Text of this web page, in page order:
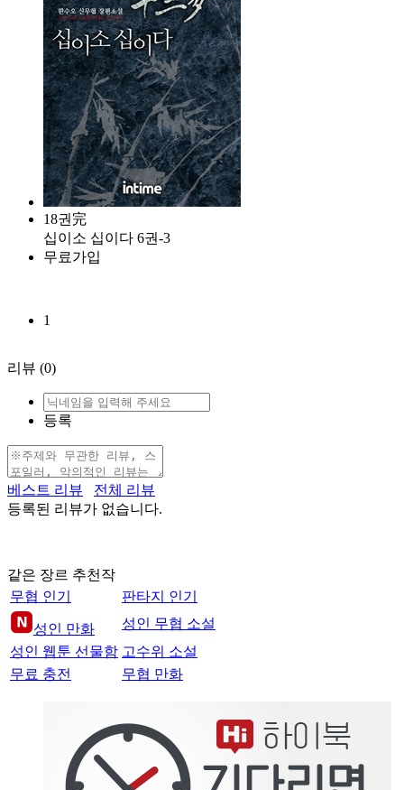
18권完
십이소 십이다 6권-3
무료가입
1
리뷰 (0)
등록
베스트 리뷰
전체 리뷰
등록된 리뷰가 없습니다.
같은 장르 추천작
무협 인기
판타지 인기
성인 만화
성인 무협 소설
성인 웹툰 선물함 고수위 소설
무료 충전
무협 만화